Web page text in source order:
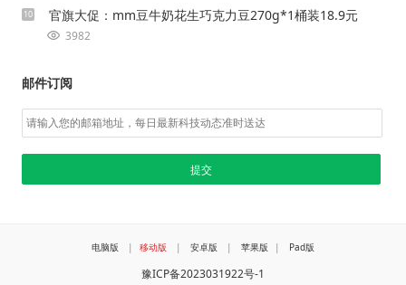
10 官旗大促：mm豆牛奶花生巧克力豆270g*1桶装18.9元
3982
邮件订阅
电脑版 | 移动版 | 安卓版 | 苹果版 | Pad版
豫ICP备2023031922号-1